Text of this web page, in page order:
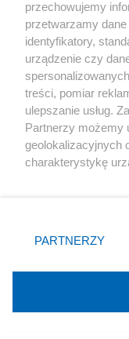
Pilny apel do
Zostały
usług online
przechowujemy
przetwarzamy
identyfikatory,
urządzenie czy
treści, pomiar
ulepszanie usług.
Partnerzy możemy
geolokalizacyjnych
charakterystykę
zmienić/wycofać
znajdujący się w
rodzaje
użytkownika, ale
PARTNERZY